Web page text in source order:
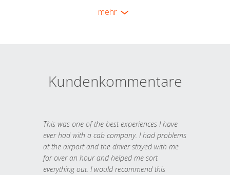
mehr
Kundenkommentare
This was one of the best experiences I have
ever had with a cab company. I had problems
at the airport and the driver stayed with me
for over an hour and helped me sort
everything out. I would recommend this